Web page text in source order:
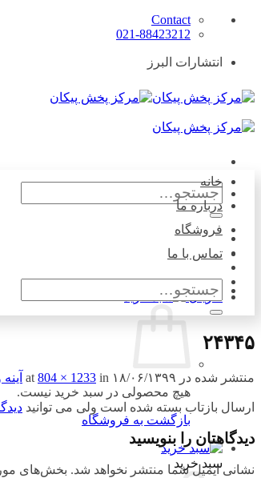
Skip
Contact
021-88423212
انتشارات البرز
جستجو
برای:
۰ ریال
هیچ محصولی در سبد خرید نیست.
بازگشت به فروشگاه
سبد خرید
خانه
درباره ما
فروشگاه
تماس با ما
جستجو
برای:
۲۴۳۴۵
منتشر شده در ۱۸/۰۶/۱۳۹۹ 804 × 1233 in
ارسال بازتاب بسته شده است ولی می توانید
دیدگاهتان را بنویسید
نشانی ایمیل شما منتشر نخواهد شد. بخش‌های